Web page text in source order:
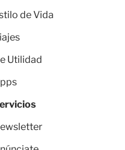
de Vida
Utilidad